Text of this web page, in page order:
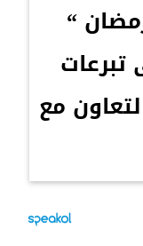
“
بالتعاون مع